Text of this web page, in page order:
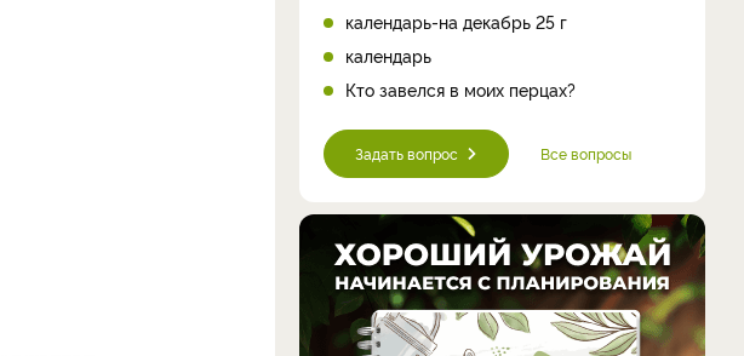
календарь-на декабрь 25 г
календарь
Кто завелся в моих перцах?
Задать вопрос Все вопросы